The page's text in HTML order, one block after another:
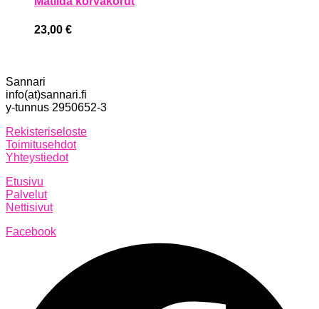
23,00 €
Sannari
info(at)sannari.fi
y-tunnus 2950652-3
Rekisteriseloste
Toimitusehdot
Yhteystiedot
Etusivu
Palvelut
Nettisivut
Facebook